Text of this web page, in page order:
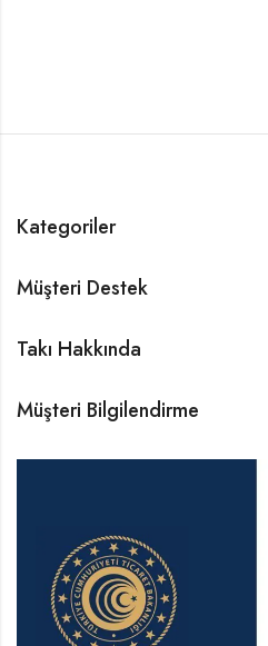
Kategoriler
Müşteri Destek
Takı Hakkında
Müşteri Bilgilendirme